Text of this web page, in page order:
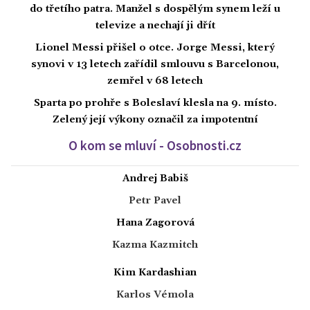
do třetího patra. Manžel s dospělým synem leží u
televize a nechají ji dřít
Lionel Messi přišel o otce. Jorge Messi, který
synovi v 13 letech zařídil smlouvu s Barcelonou,
zemřel v 68 letech
Sparta po prohře s Boleslaví klesla na 9. místo.
Zelený její výkony označil za impotentní
O kom se mluví - Osobnosti.cz
Andrej Babiš
Petr Pavel
Hana Zagorová
Kazma Kazmitch
Kim Kardashian
Karlos Vémola